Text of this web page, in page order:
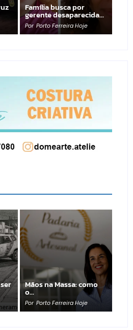
Família busca por
gerente desaparecida…
Por Porto Ferreira Hoje
Mãos na Massa: como
o…
Por Porto Ferreira Hoje